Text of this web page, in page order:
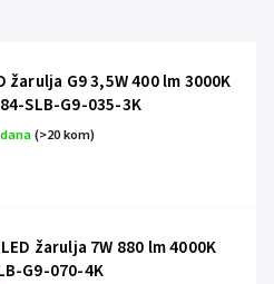
žarulja G9 3,5W 400 lm 3000K
SLB-G9-035-3K
(>20 kom)
žarulja 7W 880 lm 4000K
G9-070-4K